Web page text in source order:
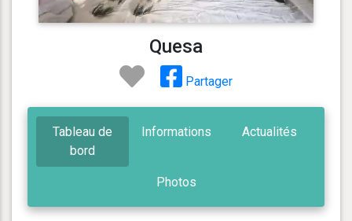
Quesa
Partager
Tableau de
bord
Informations Actualités
Photos